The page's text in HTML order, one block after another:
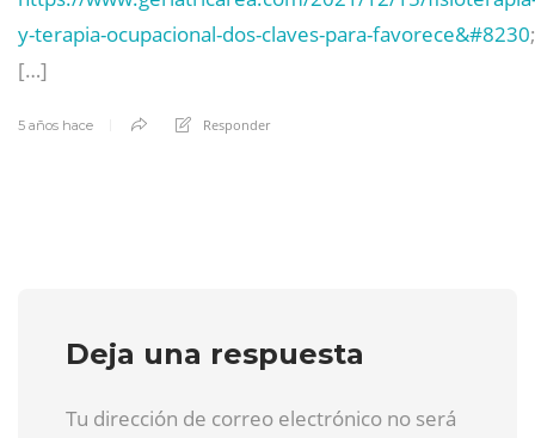
y-terapia-ocupacional-dos-claves-para-favorece&#8230;
[…]
5 años hace Responder
Deja una respuesta
Tu dirección de correo electrónico no será